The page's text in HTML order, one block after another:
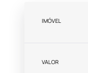
IMÓVEL
VALOR